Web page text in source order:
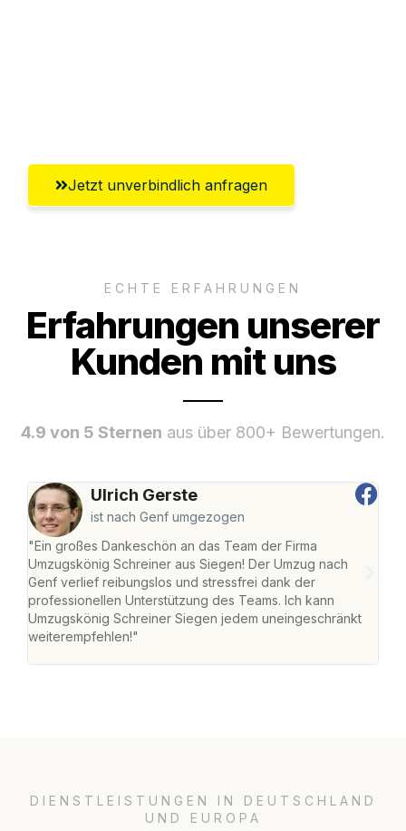
Jetzt unverbindlich anfragen
ECHTE ERFAHRUNGEN
Erfahrungen unserer
Kunden mit uns
4.9 von 5 Sternen aus über 800+ Bewertungen.
Ulrich Gerste
ist nach Genf umgezogen
"Ein großes Dankeschön an das Team der Firma
Umzugskönig Schreiner aus Siegen! Der Umzug nach
Genf verlief reibungslos und stressfrei dank der
professionellen Unterstützung des Teams. Ich kann
Umzugskönig Schreiner Siegen jedem uneingeschränkt
weiterempfehlen!"
DIENSTLEISTUNGEN IN DEUTSCHLAND
UND EUROPA